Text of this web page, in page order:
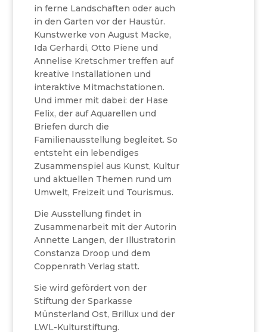
in ferne Landschaften oder auch
in den Garten vor der Haustür.
Kunstwerke von August Macke,
Ida Gerhardi, Otto Piene und
Annelise Kretschmer treffen auf
kreative Installationen und
interaktive Mitmachstationen.
Und immer mit dabei: der Hase
Felix, der auf Aquarellen und
Briefen durch die
Familienausstellung begleitet. So
entsteht ein lebendiges
Zusammenspiel aus Kunst, Kultur
und aktuellen Themen rund um
Umwelt, Freizeit und Tourismus.
Die Ausstellung findet in
Zusammenarbeit mit der Autorin
Annette Langen, der Illustratorin
Constanza Droop und dem
Coppenrath Verlag statt.
Sie wird gefördert von der
Stiftung der Sparkasse
Münsterland Ost, Brillux und der
LWL-Kulturstiftung.